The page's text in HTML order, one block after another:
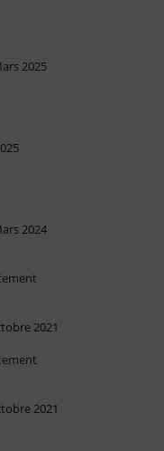
2025
2024
2021
2021